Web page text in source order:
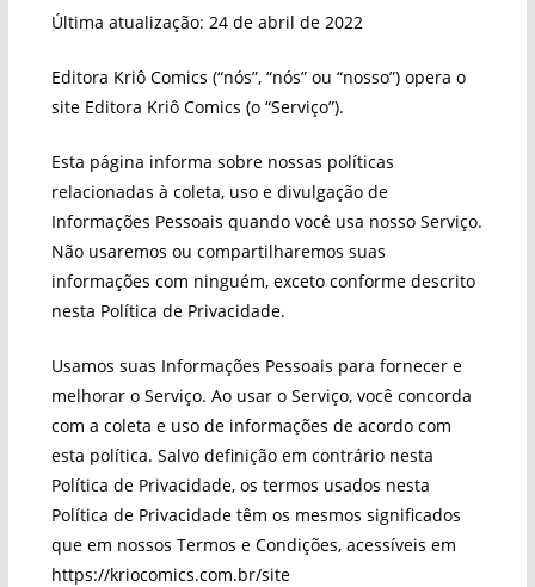
Última atualização: 24 de abril de 2022
Editora Kriô Comics (“nós”, “nós” ou “nosso”) opera o
site Editora Kriô Comics (o “Serviço”).
Esta página informa sobre nossas políticas
relacionadas à coleta, uso e divulgação de
Informações Pessoais quando você usa nosso Serviço.
Não usaremos ou compartilharemos suas
informações com ninguém, exceto conforme descrito
nesta Política de Privacidade.
Usamos suas Informações Pessoais para fornecer e
melhorar o Serviço. Ao usar o Serviço, você concorda
com a coleta e uso de informações de acordo com
esta política. Salvo definição em contrário nesta
Política de Privacidade, os termos usados ​​nesta
Política de Privacidade têm os mesmos significados
que em nossos Termos e Condições, acessíveis em
https://kriocomics.com.br/site